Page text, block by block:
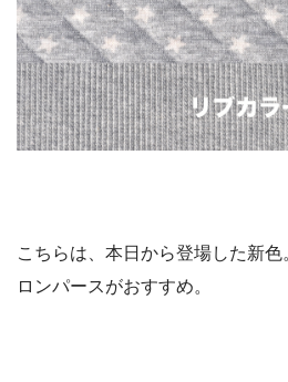
こちらは、本日から登場した新色
ロンパースがおすすめ。